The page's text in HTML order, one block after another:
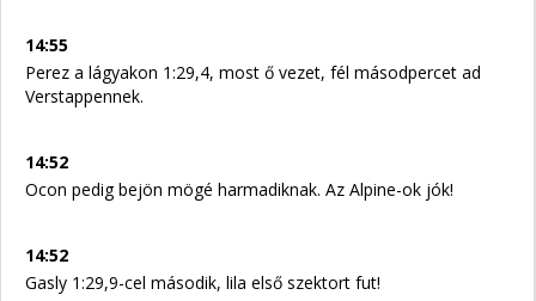
14:55
Perez a lágyakon 1:29,4, most ő vezet, fél másodpercet ad
Verstappennek.
14:52
Ocon pedig bejön mögé harmadiknak. Az Alpine-ok jók!
14:52
Gasly 1:29,9-cel második, lila első szektort fut!